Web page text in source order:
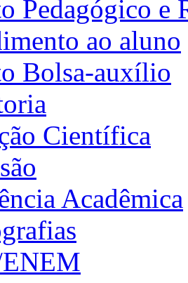
Pedagógico e
ao aluno
Bolsa-auxílio
Científica
Acadêmica